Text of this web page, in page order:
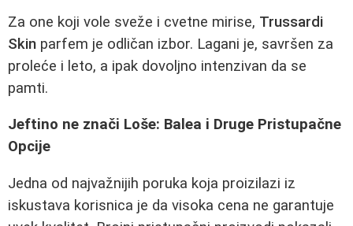
Za one koji vole sveže i cvetne mirise, Trussardi
Skin parfem je odličan izbor. Lagani je, savršen za
proleće i leto, a ipak dovoljno intenzivan da se
pamti.
Jeftino ne znači Loše: Balea i Druge Pristupačne
Opcije
Jedna od najvažnijih poruka koja proizilazi iz
iskustava korisnica je da visoka cena ne garantuje